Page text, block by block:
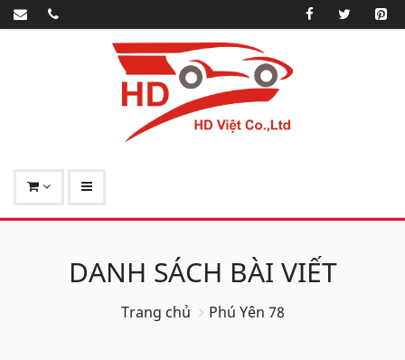
DANH SÁCH BÀI VIẾT
Trang chủ Phú Yên 78